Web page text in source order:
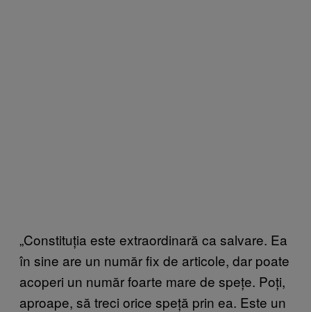
„Constituția este extraordinară ca salvare. Ea
în sine are un număr fix de articole, dar poate
acoperi un număr foarte mare de spețe. Poți,
aproape, să treci orice speță prin ea. Este un